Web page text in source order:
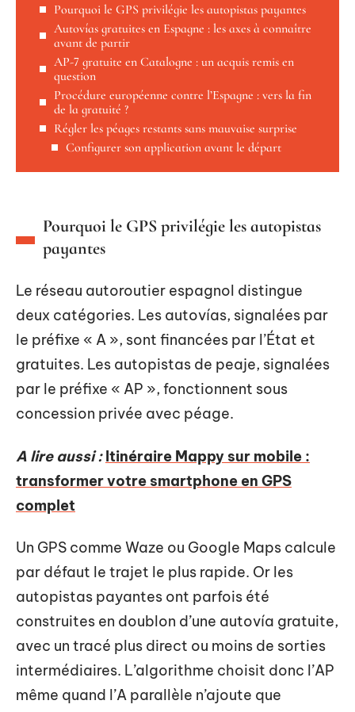
Pourquoi le GPS privilégie les autopistas payantes
Autovías gratuites en Espagne : les axes à connaître
avant de partir
AP-7 gratuite en Catalogne : un acquis remis en
question
Procédure européenne contre l’Espagne : vers la fin
de la gratuité ?
Régler les péages restants sans mauvaise surprise
Configurer son application avant le départ
Pourquoi le GPS privilégie les autopistas
payantes
Le réseau autoroutier espagnol distingue
deux catégories. Les autovías, signalées par
le préfixe « A », sont financées par l’État et
gratuites. Les autopistas de peaje, signalées
par le préfixe « AP », fonctionnent sous
concession privée avec péage.
A lire aussi : Itinéraire Mappy sur mobile :
transformer votre smartphone en GPS
complet
Un GPS comme Waze ou Google Maps calcule
par défaut le trajet le plus rapide. Or les
autopistas payantes ont parfois été
construites en doublon d’une autovía gratuite,
avec un tracé plus direct ou moins de sorties
intermédiaires. L’algorithme choisit donc l’AP
même quand l’A parallèle n’ajoute que